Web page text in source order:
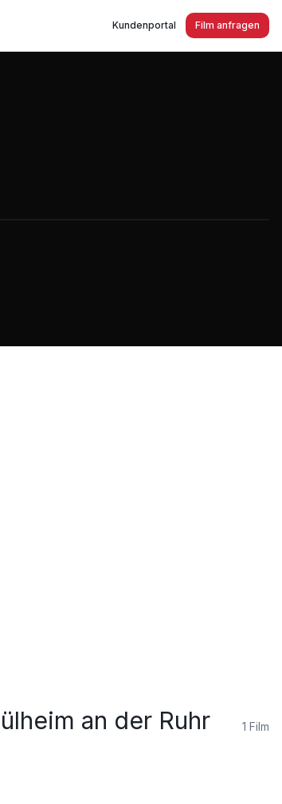
Kundenportal Film anfragen
an der Ruhr 1 Film